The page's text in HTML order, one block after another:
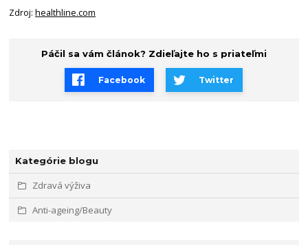
Kategórie blogu
Zdravá výživa
Anti-ageing/Beauty
Zdroj:healthline.com
Páčil sa vám článok? Zdieľajte ho s priateľmi
Facebook Twitter